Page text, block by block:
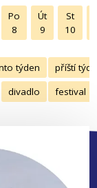
Po
8
Út
9
St
10
týden
příští
divadlo festival